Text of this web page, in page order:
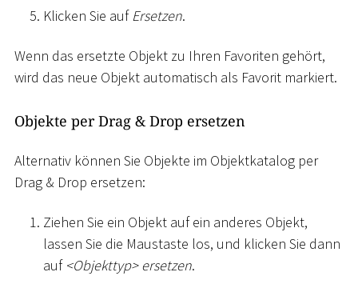
Klicken Sie aufErsetzen.
Wenn das ersetzte Objekt zu Ihren Favoriten gehört,
wird das neue Objekt automatisch als Favorit markiert.
Objekte per Drag & Drop ersetzen
Alternativ können Sie Objekte im Objektkatalog per
Drag & Drop ersetzen:
Ziehen Sie ein Objekt auf ein anderes Objekt,
lassen Sie die Maustaste los, und klicken Sie dann
auf <Objekttyp>ersetzen.